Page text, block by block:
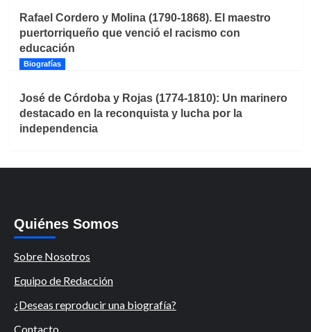
Rafael Cordero y Molina (1790-1868). El maestro
puertorriqueño que venció el racismo con
educación
Biografías
José de Córdoba y Rojas (1774-1810): Un marinero
destacado en la reconquista y lucha por la
independencia
Quiénes Somos
Sobre Nosotros
Equipo de Redacción
¿Deseas reproducir una biografía?
Contacto